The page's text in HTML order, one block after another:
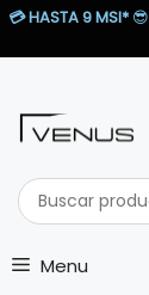
Saltar
💳HASTA 9 MSI* 😎
Buscar
productos...
Menu